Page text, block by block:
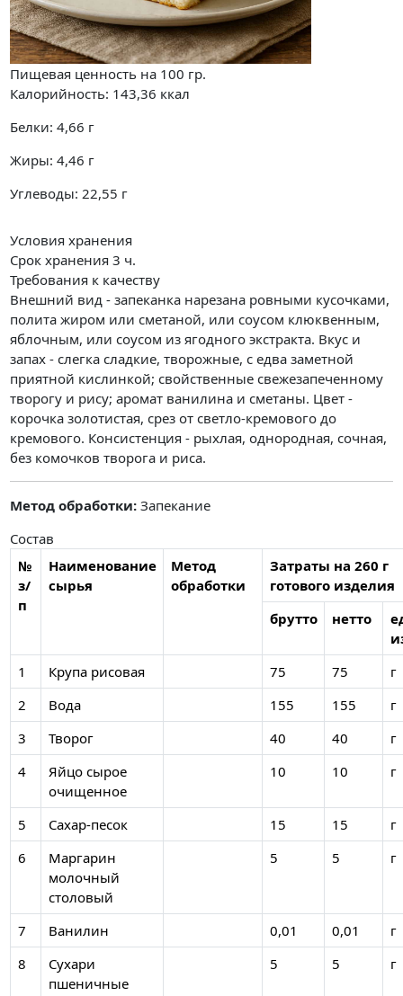
Пищевая ценность на 100 гр.
Калорийность: 143,36 ккал
Белки: 4,66 г
Жиры: 4,46 г
Углеводы: 22,55 г
Условия хранения
Срок хранения 3 ч.
Требования к качеству
Внешний вид - запеканка нарезана ровными кусочками,
полита жиром или сметаной, или соусом клюквенным,
яблочным, или соусом из ягодного экстракта. Вкус и
запах - слегка сладкие, творожные, с едва заметной
приятной кислинкой; свойственные свежезапеченному
творогу и рису; аромат ванилина и сметаны. Цвет -
корочка золотистая, срез от светло-кремового до
кремового. Консистенция - рыхлая, однородная, сочная,
без комочков творога и риса.
Метод обработки: Запекание
Состав
№
з/
п
Наименование
сырья
Метод
обработки
Затраты на 260 г
готового изделия
брутто
нетто
1
Крупа рисовая 75 75
г
2
Вода 155 155
г
3
Творог 40 40
г
4
Яйцо сырое
очищенное
10 10 г
5 Сахар-песок 15 15
г
6
Маргарин
молочный
столовый
5 5 г
7 Ванилин 0,01 0,01
г
8
Сухари
пшеничные
5 5 г